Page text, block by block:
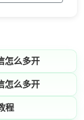
怎么多开
怎么多开
程